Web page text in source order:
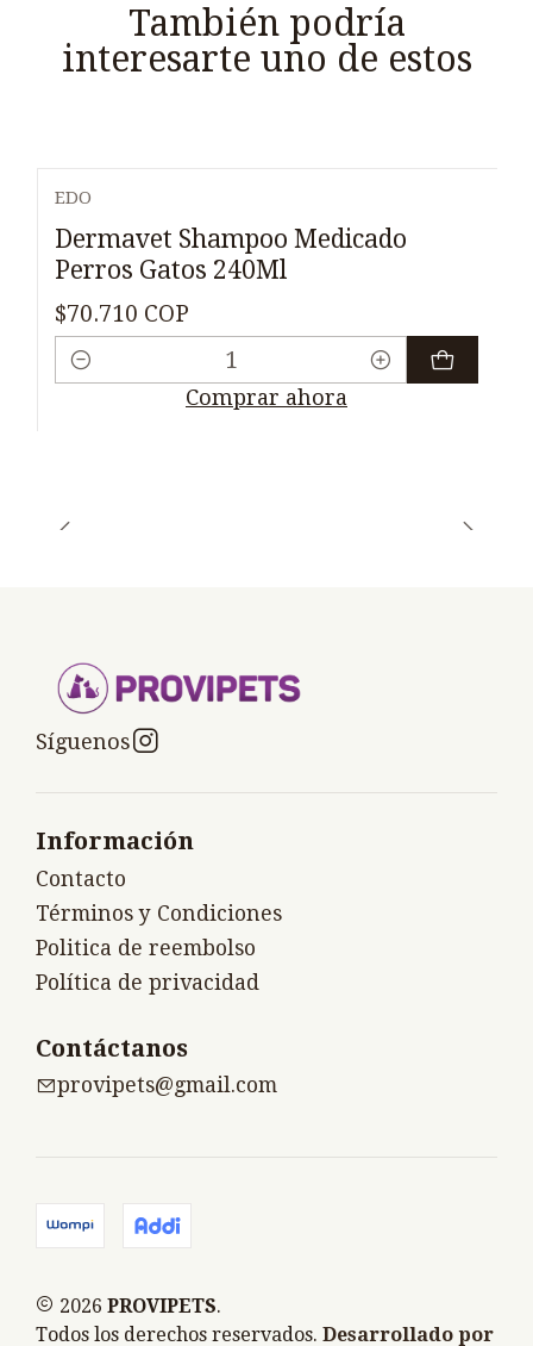
También podría
interesarte uno de estos
EDO
Dermavet Shampoo Medicado
Perros Gatos 240Ml
$70.710 COP
Cantidad
Comprar ahora
Síguenos
Información
Contacto
Términos y Condiciones
Politica de reembolso
Política de privacidad
Contáctanos
provipets@gmail.com
2026 PROVIPETS.
Todos los derechos reservados. Desarrollado por